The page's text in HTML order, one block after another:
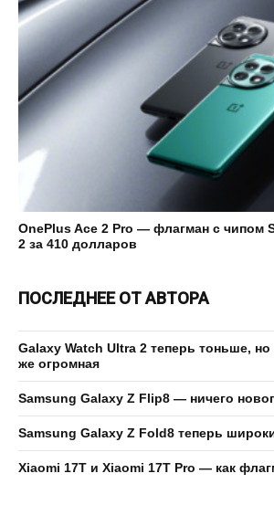
OnePlus Ace 2 Pro — флагман с чипом
2 за 410 долларов
ПОСЛЕДНЕЕ ОТ АВТОРА
Galaxy Watch Ultra 2 теперь тоньше, но
же огромная
Samsung Galaxy Z Flip8 — ничего
Samsung Galaxy Z Fold8 теперь
Xiaomi 17T и Xiaomi 17T Pro — как